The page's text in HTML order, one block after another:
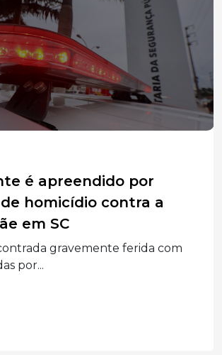
é apreendido por
homicídio contra a
em SC
gravemente ferida com
por...